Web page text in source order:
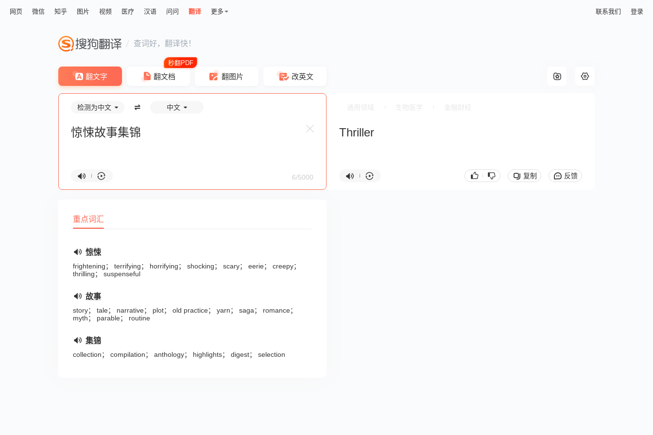
网页 微信 知乎 图片 视频 医疗 汉语 问问 翻译 更多 联系我们 登录
查词好，翻译快！
翻文字 翻文档 翻图片 改英文
检测为中文 中文
6/5000
Thriller
复制 反馈
重点词汇
惊悚
frightening； terrifying； horrifying； shocking； scary； eerie； creepy；
thrilling； suspenseful
故事
story； tale； narrative； plot； old practice； yarn； saga； romance；
myth； parable； routine
集锦
collection； compilation； anthology； highlights； digest； selection